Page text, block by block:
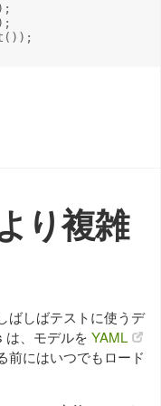
り複雑
ばしばテストに使うデ
は、モデルを YAML
前にはいつでもロード